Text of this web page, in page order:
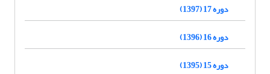
دوره 17 (1397)
دوره 16 (1396)
دوره 15 (1395)